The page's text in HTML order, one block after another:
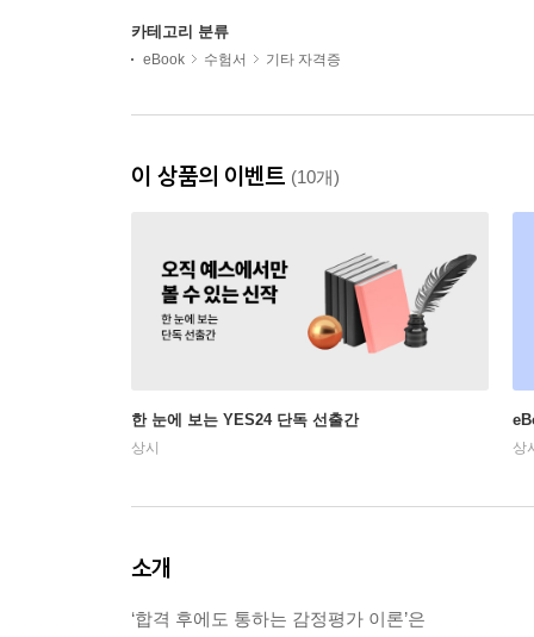
카테고리 분류
eBook 수험서 기타 자격증
이 상품의 이벤트 (10개)
한 눈에 보는 YES24 단독 선출간
상시 상
소개
‘합격 후에도 통하는 감정평가 이론’은